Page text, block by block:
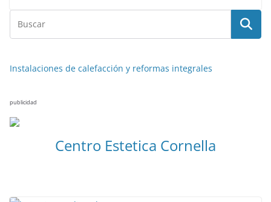
Instalaciones de calefacción y reformas integrales
publicidad
Centro Estetica Cornella